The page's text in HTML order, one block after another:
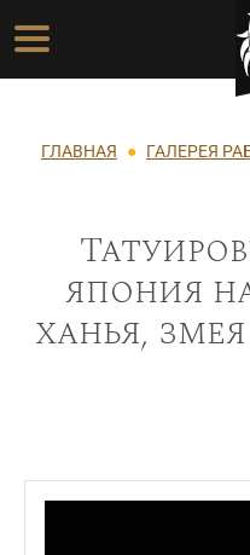
Перейти к
Основная
Строка
ГЛАВНАЯ ГАЛЕРЕЯ
япония
ханья,